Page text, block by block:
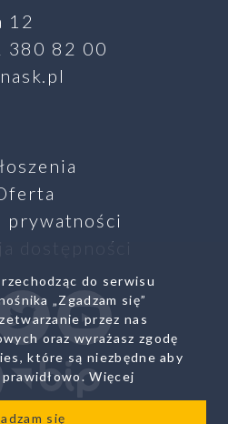
12
380 82 00
prywatności
dostępności
TwitterYoutube
Biuletyn Infromacji
do serwisu
„Zgadzam się”
przez nas
oraz wyrażasz zgodę
które są niezbędne aby
prawidłowo.Więcej
się